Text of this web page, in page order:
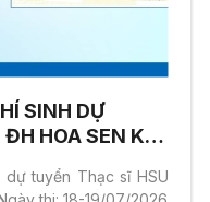
SINH DỰ
HOA SEN KHI
THI NGÀY 18-
tuyển Thạc sĩ HSU